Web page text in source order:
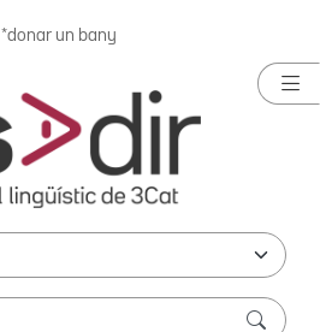
*donar un bany